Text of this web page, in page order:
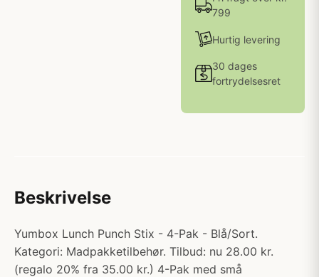
799
Hurtig levering
30 dages
fortrydelsesret
Beskrivelse
Yumbox Lunch Punch Stix - 4-Pak - Blå/Sort.
Kategori: Madpakketilbehør. Tilbud: nu 28.00 kr.
(regalo 20% fra 35.00 kr.) 4-Pak med små